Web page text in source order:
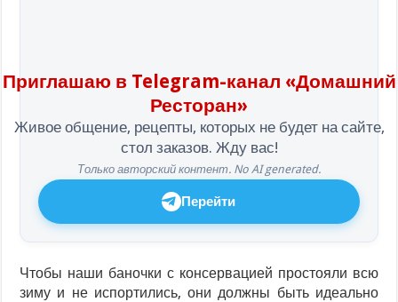
Приглашаю в Telegram-канал «Домашний
Ресторан»
Живое общение, рецепты, которых не будет на сайте,
стол заказов. Жду вас!
Только авторский контент. No AI generated.
Перейти
Чтобы наши баночки с консервацией простояли всю
зиму и не испортились, они должны быть идеально